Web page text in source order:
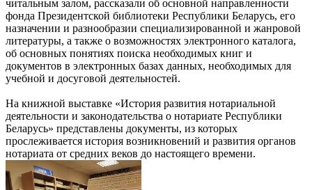
читальным залом, рассказали об основной направленности
фонда Президентской библиотеки Республики Беларусь, его
назначении и разнообразии специализированной и жанровой
литературы, а также о возможностях электронного каталога,
об основных понятиях поиска необходимых книг и
документов в электронных базах данных, необходимых для
учебной и досуговой деятельностей.
На книжной выставке «История развития нотариальной
деятельности и законодательства о нотариате Республики
Беларусь» представлены документы, из которых
прослеживается история возникновений и развития органов
нотариата от средних веков до настоящего времени.